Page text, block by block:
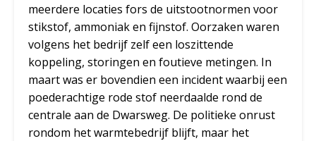
meerdere locaties fors de uitstootnormen voor
stikstof, ammoniak en fijnstof. Oorzaken waren
volgens het bedrijf zelf een loszittende
koppeling, storingen en foutieve metingen. In
maart was er bovendien een incident waarbij een
poederachtige rode stof neerdaalde rond de
centrale aan de Dwarsweg. De politieke onrust
rondom het warmtebedrijf blijft, maar het